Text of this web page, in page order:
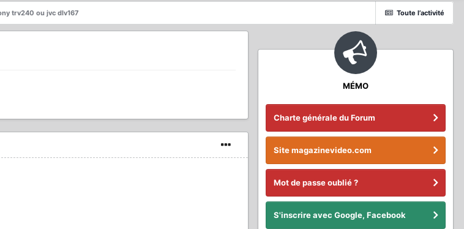
Toute l’activité
trv240 ou jvc dlv167
MÉMO
Charte générale du Forum
Site magazinevideo.com
Mot de passe oublié ?
S'inscrire avec Google, Facebook